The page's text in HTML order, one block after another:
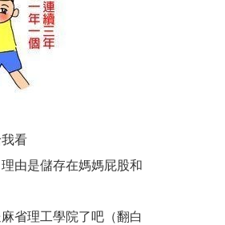
看
由是儲存在媽媽屁股和
省理工學院了吧（翻白